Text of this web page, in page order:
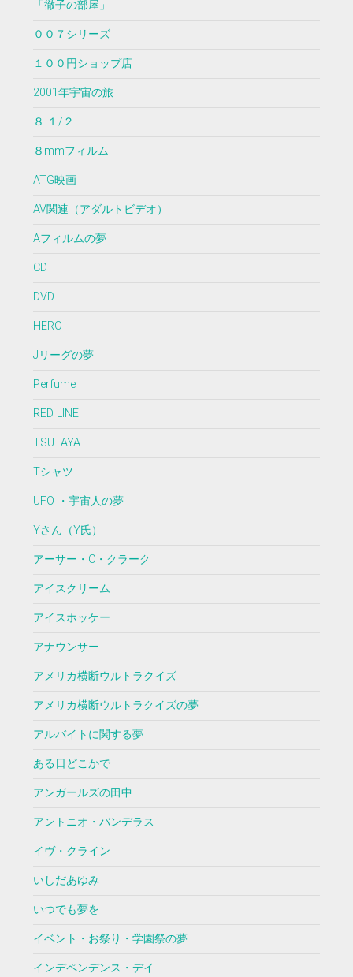
「徹子の部屋」
００７シリーズ
１００円ショップ店
2001年宇宙の旅
８ １/２
８mmフィルム
ATG映画
AV関連（アダルトビデオ）
Aフィルムの夢
CD
DVD
HERO
Jリーグの夢
Perfume
RED LINE
TSUTAYA
Tシャツ
UFO ・宇宙人の夢
Yさん（Y氏）
アーサー・C・クラーク
アイスクリーム
アイスホッケー
アナウンサー
アメリカ横断ウルトラクイズ
アメリカ横断ウルトラクイズの夢
アルバイトに関する夢
ある日どこかで
アンガールズの田中
アントニオ・バンデラス
イヴ・クライン
いしだあゆみ
いつでも夢を
イベント・お祭り・学園祭の夢
インデペンデンス・デイ